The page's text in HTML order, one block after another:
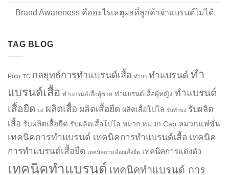
Brand Awareness คืออะไรเหตุผลที่ลูกค้าจำแบรนด์ไม่ได้
TAG BLOG
Polo TC กลยุทธ์การทำแบรนด์เสื้อ ทำบง ทำแบรนด์ ทำ
แบรนด์เสื้อ ทำแบรนด์เสื้อผู้ชาย ทำแบรนด์เสื้อผู้หญิง ทำแบรนด์
เสื้อยืด บง ผลิตเสื้อ ผลิตเสื้อยืด ผลิตเสื้อโปโล รับทำบง รับผลิต
เสื้อ รับผลิตเสื้อยืด รับผลิตเสื้อโปโล หมวก หมวก Cap หมวกแฟชั่น
เทคนิคการทำแบรนด์ เทคนิคการทำแบรนด์เสื้อ เทคนิค
การทำแบรนด์เสื้อยืด เทคนิคการเลือกเสื้อยืด เทคนิคการแต่งตัว
เทคนิคทำแบรนด์ เทคนิคทำแบรนด์ การ